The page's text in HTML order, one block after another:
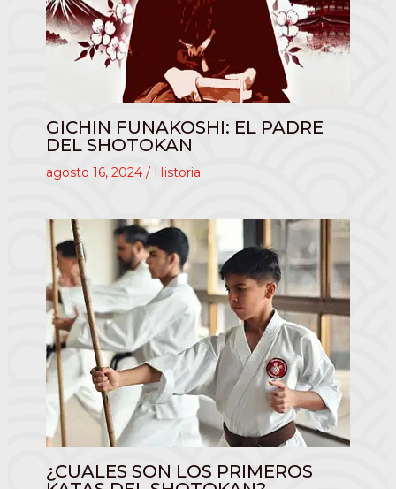
GICHIN FUNAKOSHI: EL PADRE
DEL SHOTOKAN
agosto 16, 2024 / Historia
¿CUALES SON LOS PRIMEROS